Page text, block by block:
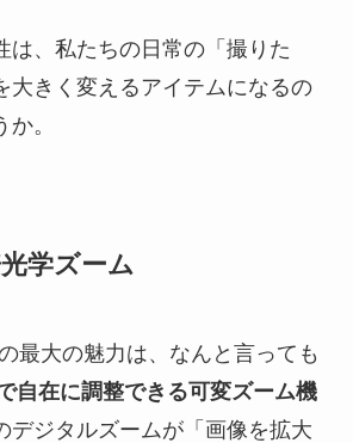
は、私たちの日常の「撮りた
大きく変えるアイテムになるの
。
学ズーム
最大の魅力は、なんと言っても
自在に調整できる可変ズーム機
デジタルズームが「画像を拡大